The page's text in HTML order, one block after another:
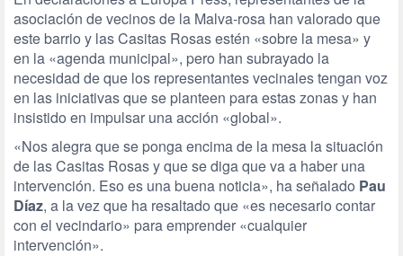
asociación de vecinos de la Malva-rosa han valorado que
este barrio y las Casitas Rosas estén «sobre la mesa» y
en la «agenda municipal», pero han subrayado la
necesidad de que los representantes vecinales tengan voz
en las iniciativas que se planteen para estas zonas y han
insistido en impulsar una acción «global».
«Nos alegra que se ponga encima de la mesa la situación
de las Casitas Rosas y que se diga que va a haber una
intervención. Eso es una buena noticia», ha señalado Pau
Díaz, a la vez que ha resaltado que «es necesario contar
con el vecindario» para emprender «cualquier
intervención».